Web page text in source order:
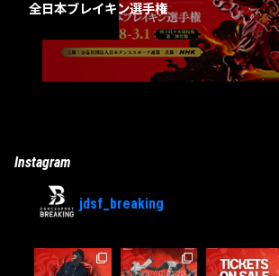
全日本ブレイキン選手権
Instagram
jdsf_breaking